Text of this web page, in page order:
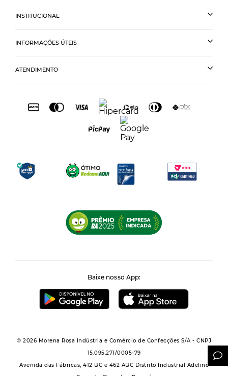
INSTITUCIONAL
INFORMAÇÕES ÚTEIS
ATENDIMENTO
Baixe nosso App:
© 2026 Morena Rosa Indústria e Comércio de Confecções S/A - CNPJ
15.095.271/0005-79
Avenida das Fábricas, 412 BC e 462 ABC Distrito Industrial Adelino